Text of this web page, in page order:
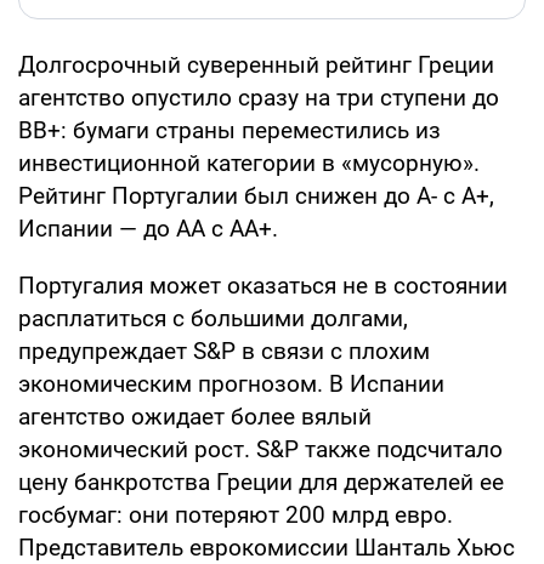
Долгосрочный суверенный рейтинг Греции
агентство опустило сразу на три ступени до
BB+: бумаги страны переместились из
инвестиционной категории в «мусорную».
Рейтинг Португалии был снижен до А- с А+,
Испании — до AA с AA+.
Португалия может оказаться не в состоянии
расплатиться с большими долгами,
предупреждает S&P в связи с плохим
экономическим прогнозом. В Испании
агентство ожидает более вялый
экономический рост. S&P также подсчитало
цену банкротства Греции для держателей ее
госбумаг: они потеряют 200 млрд евро.
Представитель еврокомиссии Шанталь Хьюс